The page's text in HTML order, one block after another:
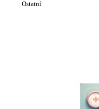
Ostatní